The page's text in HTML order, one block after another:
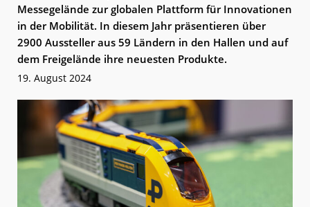
Messegelände zur globalen Plattform für Innovationen
in der Mobilität. In diesem Jahr präsentieren über
2900 Aussteller aus 59 Ländern in den Hallen und auf
dem Freigelände ihre neuesten Produkte.
19. August 2024